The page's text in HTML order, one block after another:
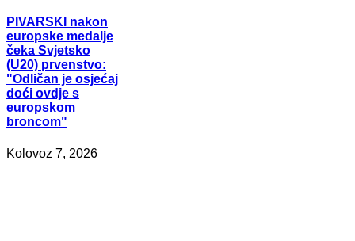
PIVARSKI nakon
europske medalje
čeka Svjetsko
(U20) prvenstvo:
"Odličan je osjećaj
doći ovdje s
europskom
broncom"
Kolovoz 7, 2026